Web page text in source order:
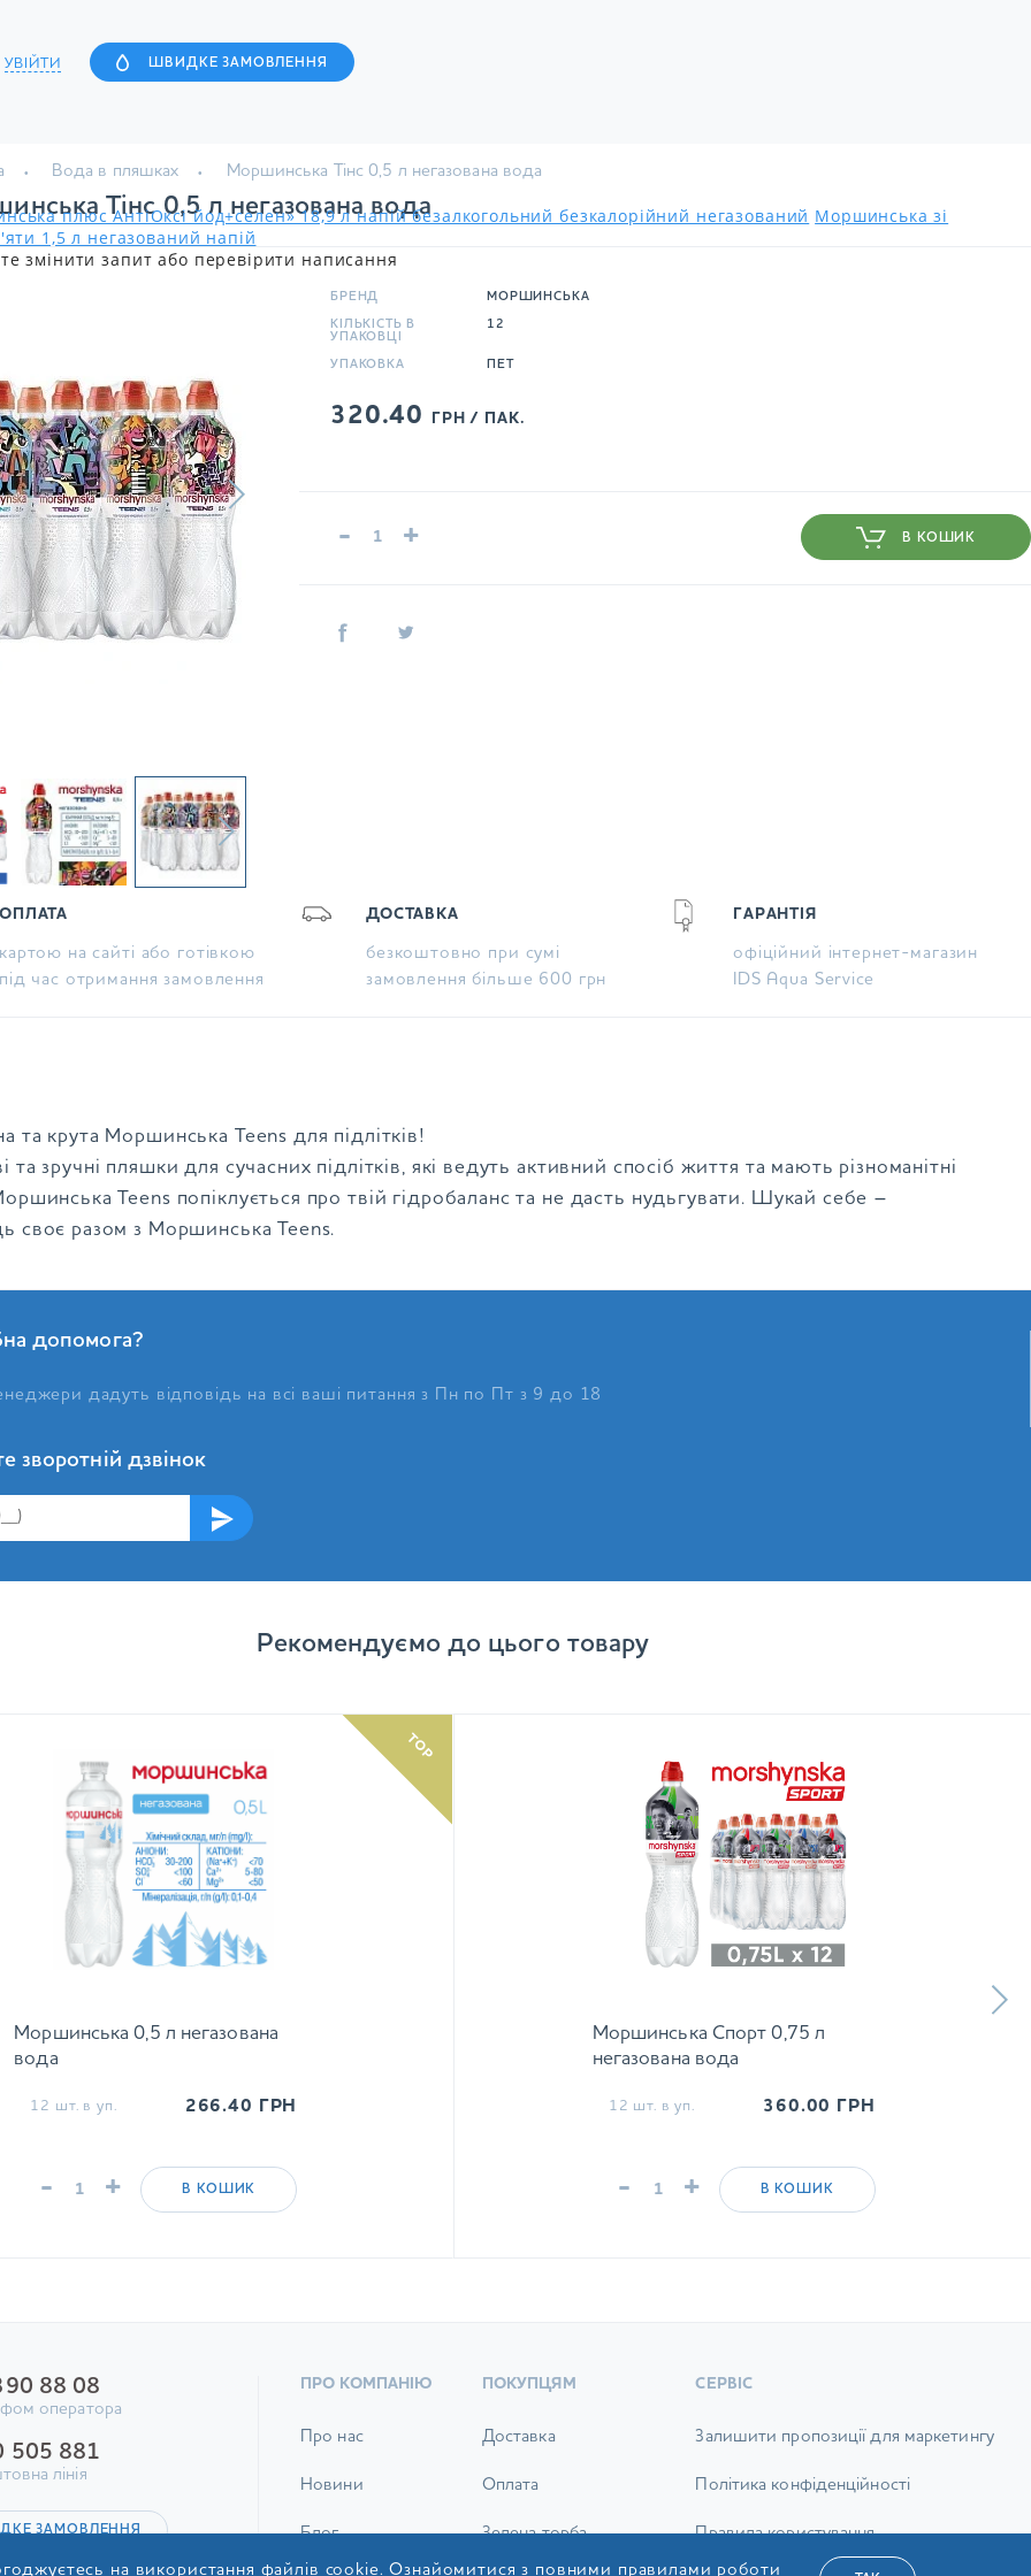
УВІЙТИ ШВИДКЕ ЗАМОВЛЕННЯ
плюс АнтіОксі йод+селен» 18,9 л напій безалкогольний безкалорійний негазований Моршинська зі
1,5 л негазований напій
змінити запит або перевірити написання
Вода в пляшках Моршинська Тінс 0,5 л негазована вода
Тінс 0,5 л негазована вода
БРЕНД МОРШИНСЬКА
КІЛЬКІСТЬ В
УПАКОВЦІ
12
УПАКОВКА ПЕТ
320.40 ГРН / ПАК.
- + В КОШИК
ОПЛАТА
картою на сайті або готівкою
під час отримання замовлення
ДОСТАВКА
безкоштовно при сумі
замовлення більше 600 грн
ГАРАНТІЯ
офіційний інтернет-магазин
IDS Aqua Service
та крута Моршинська Teens для підлітків!
та зручні пляшки для сучасних підлітків, які ведуть активний спосіб життя та мають різноманітні
Teens попіклується про твій гідробаланс та не дасть нудьгувати. Шукай себе –
своє разом з Моршинська Teens.
допомога?
дадуть відповідь на всі ваші питання з Пн по Пт з 9 до 18
зворотній дзвінок
Рекомендуємо до цього товару
Моршинська 0,5 л негазована
вода
12 шт. в уп. 266.40 ГРН
- + В КОШИК
TOP
Моршинська Спорт 0,75 л
негазована вода
12 шт. в уп. 360.00 ГРН
- + В КОШИК
88 08
оператора
505 881
лінія
ЗАМОВЛЕННЯ
ПРО КОМПАНІЮ
Про нас
Новини
Блог
ПОКУПЦЯМ
Доставка
Оплата
Зелена торба
СЕРВІС
Залишити пропозиції для маркетингу
Політика конфіденційності
Правила користування
на використання файлів cookie. Ознайомитися з повними правилами роботи